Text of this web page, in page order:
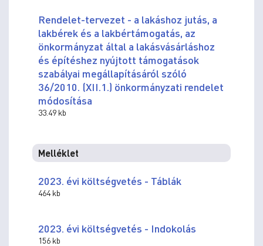
Rendelet-tervezet - a lakáshoz jutás, a
lakbérek és a lakbértámogatás, az
önkormányzat által a lakásvásárláshoz
és építéshez nyújtott támogatások
szabályai megállapításáról szóló
36/2010. (XII.1.) önkormányzati rendelet
módosítása
33.49 kb
Melléklet
2023. évi költségvetés - Táblák
464 kb
2023. évi költségvetés - Indokolás
156 kb